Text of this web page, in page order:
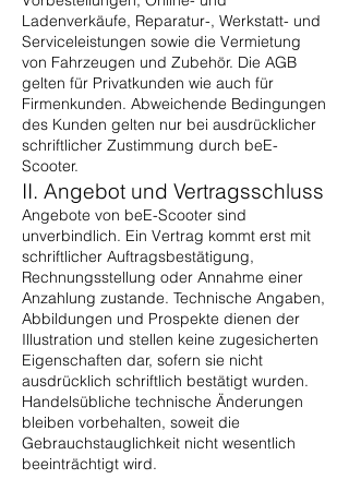
Ladenverkäufe, Reparatur-, Werkstatt- und
Serviceleistungen sowie die Vermietung
von Fahrzeugen und Zubehör. Die AGB
gelten für Privatkunden wie auch für
Firmenkunden. Abweichende Bedingungen
des Kunden gelten nur bei ausdrücklicher
schriftlicher Zustimmung durch beE-
Scooter.
II. Angebot und Vertragsschluss
Angebote von beE-Scooter sind
unverbindlich. Ein Vertrag kommt erst mit
schriftlicher Auftragsbestätigung,
Rechnungsstellung oder Annahme einer
Anzahlung zustande. Technische Angaben,
Abbildungen und Prospekte dienen der
Illustration und stellen keine zugesicherten
Eigenschaften dar, sofern sie nicht
ausdrücklich schriftlich bestätigt wurden.
Handelsübliche technische Änderungen
bleiben vorbehalten, soweit die
Gebrauchstauglichkeit nicht wesentlich
beeinträchtigt wird.